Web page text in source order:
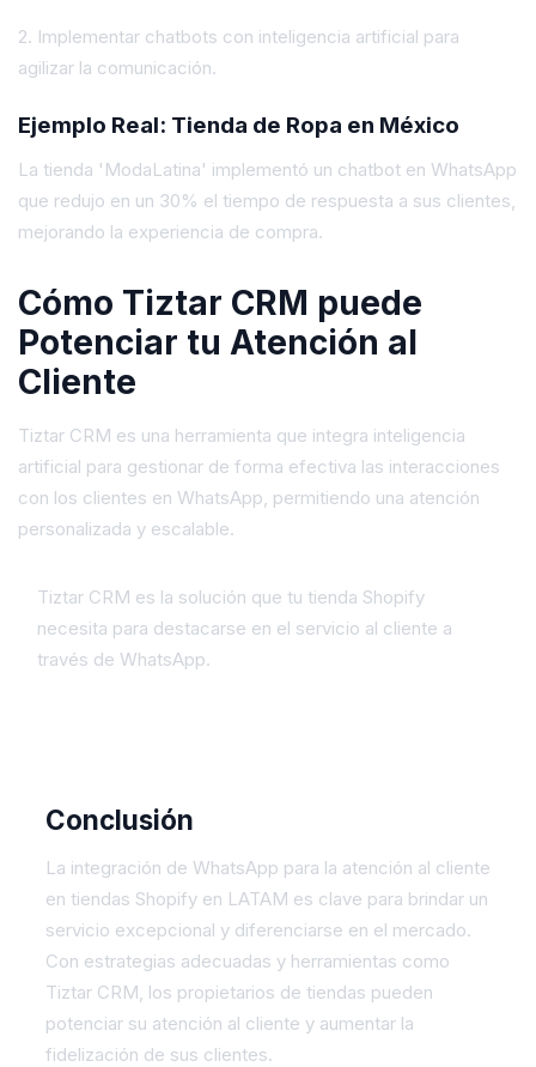
2. Implementar chatbots con inteligencia artificial para
agilizar la comunicación.
Ejemplo Real: Tienda de Ropa en México
La tienda 'ModaLatina' implementó un chatbot en WhatsApp
que redujo en un 30% el tiempo de respuesta a sus clientes,
mejorando la experiencia de compra.
Cómo Tiztar CRM puede
Potenciar tu Atención al
Cliente
Tiztar CRM es una herramienta que integra inteligencia
artificial para gestionar de forma efectiva las interacciones
con los clientes en WhatsApp, permitiendo una atención
personalizada y escalable.
Tiztar CRM es la solución que tu tienda Shopify
necesita para destacarse en el servicio al cliente a
través de WhatsApp.
Conclusión
La integración de WhatsApp para la atención al cliente
en tiendas Shopify en LATAM es clave para brindar un
servicio excepcional y diferenciarse en el mercado.
Con estrategias adecuadas y herramientas como
Tiztar CRM, los propietarios de tiendas pueden
potenciar su atención al cliente y aumentar la
fidelización de sus clientes.